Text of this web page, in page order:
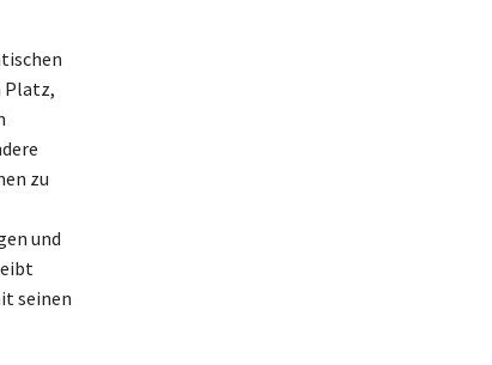
Platz,
zu
und
seinen